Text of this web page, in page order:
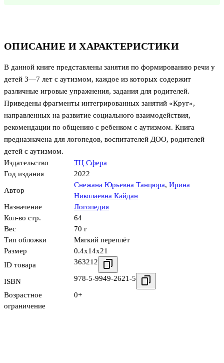
ОПИСАНИЕ И ХАРАКТЕРИСТИКИ
В данной книге представлены занятия по формированию речи у
детей 3—7 лет с аутизмом, каждое из которых содержит
различные игровые упражнения, задания для родителей.
Приведены фрагменты интегрированных занятий «Круг»,
направленных на развитие социального взаимодействия,
рекомендации по общению с ребенком с аутизмом. Книга
предназначена для логопедов, воспитателей ДОО, родителей
детей с аутизмом.
Издательство
ТЦ Сфера
Год издания
2022
Автор
Снежана Юрьевна Танцюра, Ирина
Николаевна Кайдан
Назначение
Логопедия
Кол-во стр.
64
Вес
70 г
Тип обложки
Мягкий переплёт
Размер
0.4x14x21
ID товара
363212
ISBN 978-5-9949-2621-5
Возрастное
ограничение
0+